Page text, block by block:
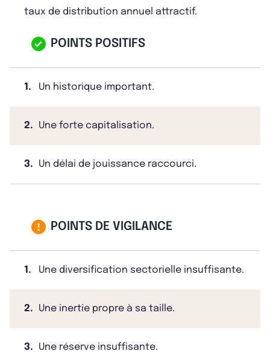
taux de distribution annuel attractif.
POINTS POSITIFS
1. Un historique important.
2. Une forte capitalisation.
3. Un délai de jouissance raccourci.
POINTS DE VIGILANCE
1. Une diversification sectorielle insuffisante.
2. Une inertie propre à sa taille.
3. Une réserve insuffisante.